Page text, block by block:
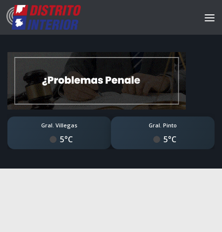
Gral. Villegas
5°C
Gral. Pinto
5°C